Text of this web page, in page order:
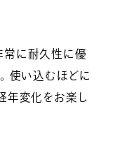
常に耐久性に優
使い込むほどに
年変化をお楽し